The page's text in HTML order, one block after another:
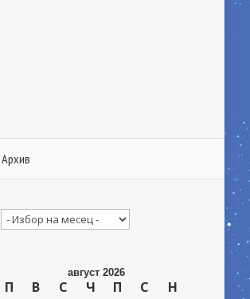
Архив
Архив
август 2026
П В С Ч П С Н